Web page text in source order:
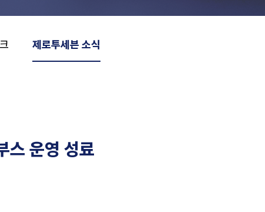
제로투세븐 소식
스 운영 성료